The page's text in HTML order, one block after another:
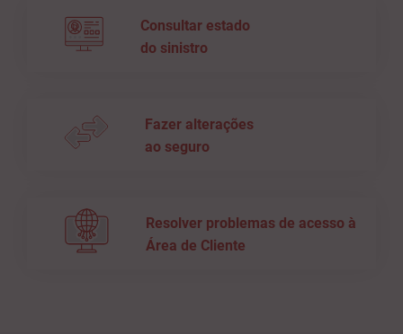
Consultar estado
do sinistro
Fazer alterações
ao seguro
Resolver problemas de acesso à
Área de Cliente